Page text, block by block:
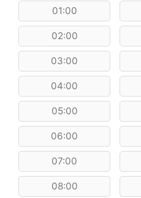
01:00
02:00
03:00
04:00
05:00
06:00
07:00
08:00